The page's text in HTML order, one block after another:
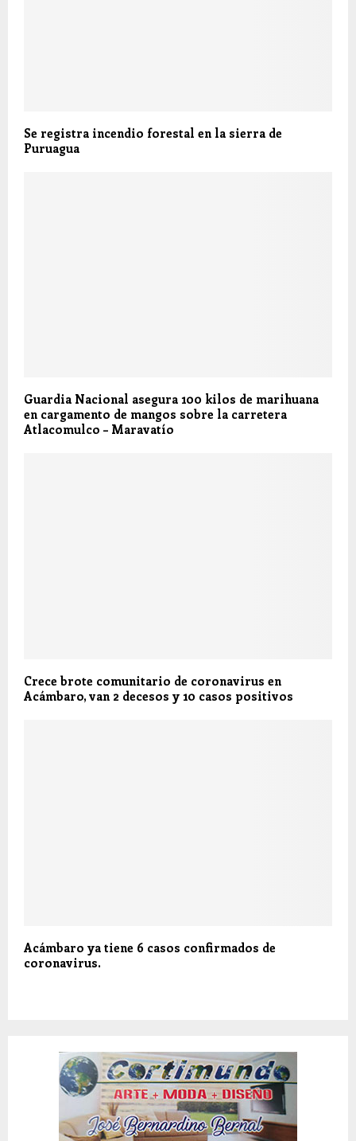
Se registra incendio forestal en la sierra de
Puruagua
Guardia Nacional asegura 100 kilos de marihuana
en cargamento de mangos sobre la carretera
Atlacomulco – Maravatío
Crece brote comunitario de coronavirus en
Acámbaro, van 2 decesos y 10 casos positivos
Acámbaro ya tiene 6 casos confirmados de
coronavirus.